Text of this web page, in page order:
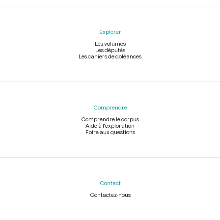
Explorer
Les volumes
Les députés
Les cahiers de doléances
Comprendre
Comprendre le corpus
Aide à l'exploration
Foire aux questions
Contact
Contactez-nous